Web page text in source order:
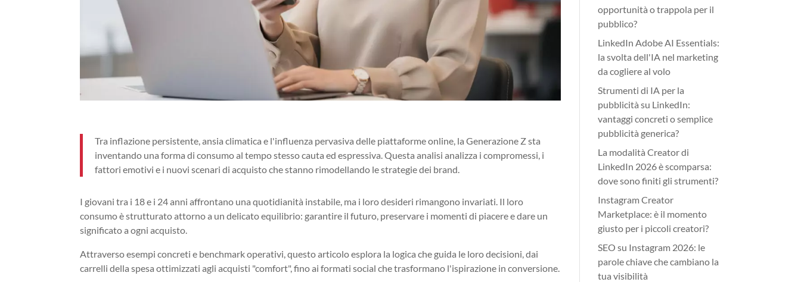
Tra inflazione persistente, ansia climatica e l'influenza pervasiva delle piattaforme online, la Generazione Z sta
inventando una forma di consumo al tempo stesso cauta ed espressiva. Questa analisi analizza i compromessi, i
fattori emotivi e i nuovi scenari di acquisto che stanno rimodellando le strategie dei brand.
I giovani tra i 18 e i 24 anni affrontano una quotidianità instabile, ma i loro desideri rimangono invariati. Il loro
consumo è strutturato attorno a un delicato equilibrio: garantire il futuro, preservare i momenti di piacere e dare un
significato a ogni acquisto.
Attraverso esempi concreti e benchmark operativi, questo articolo esplora la logica che guida le loro decisioni, dai
carrelli della spesa ottimizzati agli acquisti "comfort", fino ai formati social che trasformano l'ispirazione in conversione.
opportunità o trappola per il
pubblico?
LinkedIn Adobe AI Essentials:
la svolta dell'IA nel marketing
da cogliere al volo
Strumenti di IA per la
pubblicità su LinkedIn:
vantaggi concreti o semplice
pubblicità generica?
La modalità Creator di
LinkedIn 2026 è scomparsa:
dove sono finiti gli strumenti?
Instagram Creator
Marketplace: è il momento
giusto per i piccoli creatori?
SEO su Instagram 2026: le
parole chiave che cambiano la
tua visibilità